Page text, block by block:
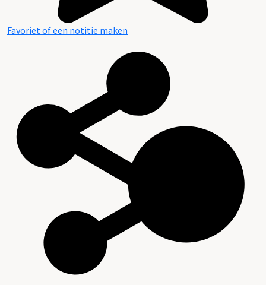
Favoriet of een notitie maken